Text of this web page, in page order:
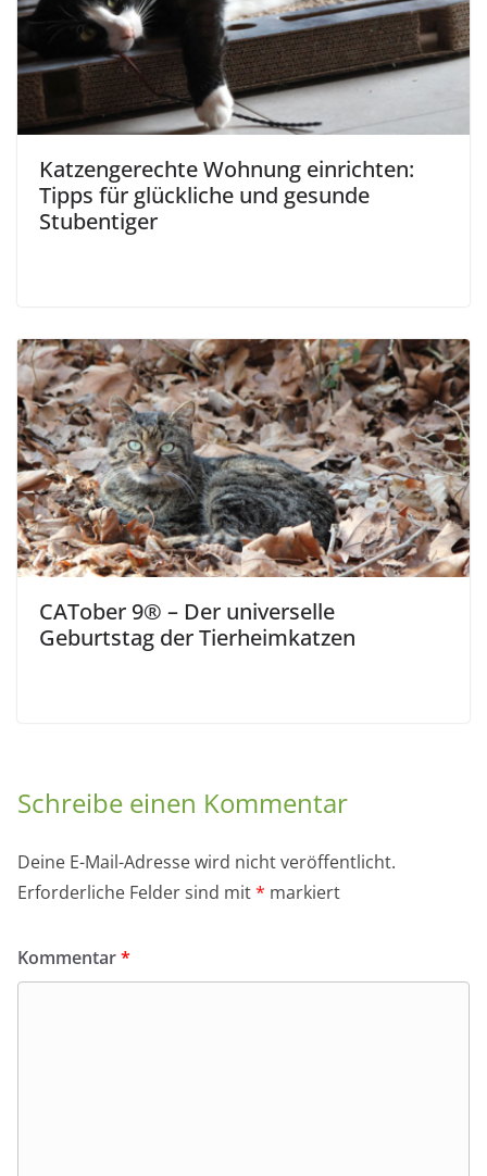
Katzengerechte Wohnung einrichten:
Tipps für glückliche und gesunde
Stubentiger
CATober 9® – Der universelle
Geburtstag der Tierheimkatzen
Schreibe einen Kommentar
Deine E-Mail-Adresse wird nicht veröffentlicht.
Erforderliche Felder sind mit* markiert
Kommentar*